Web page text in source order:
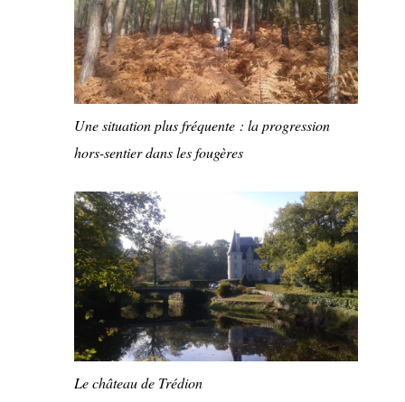
Une situation plus fréquente : la progression
hors-sentier dans les fougères
Le château de Trédion